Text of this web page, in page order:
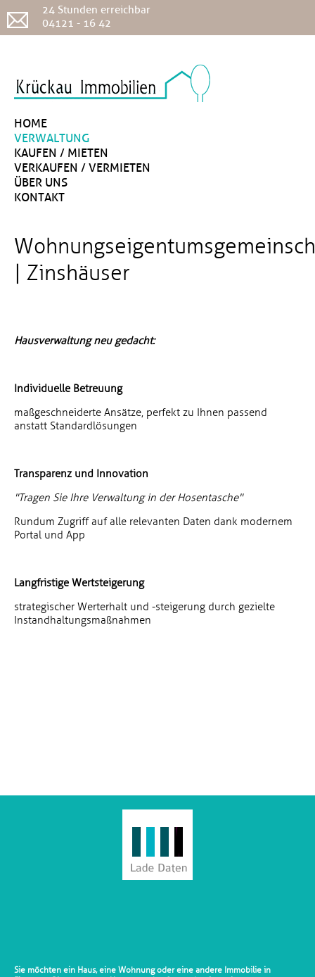
HOME
VERWALTUNG
KAUFEN / MIETEN
VERKAUFEN / VERMIETEN
ÜBER UNS
KONTAKT
24 Stunden erreichbar
04121 - 16 42
| Zinshäuser
Hausverwaltung neu gedacht:
Individuelle Betreuung
maßgeschneiderte Ansätze, perfekt zu Ihnen passend
anstatt Standardlösungen
Transparenz und Innovation
"Tragen Sie Ihre Verwaltung in der Hosentasche"
Rundum Zugriff auf alle relevanten Daten dank modernem
Portal und App
Langfristige Wertsteigerung
strategischer Werterhalt und -steigerung durch gezielte
Instandhaltungsmaßnahmen
Sie möchten ein Haus, eine Wohnung oder eine andere Immobilie in